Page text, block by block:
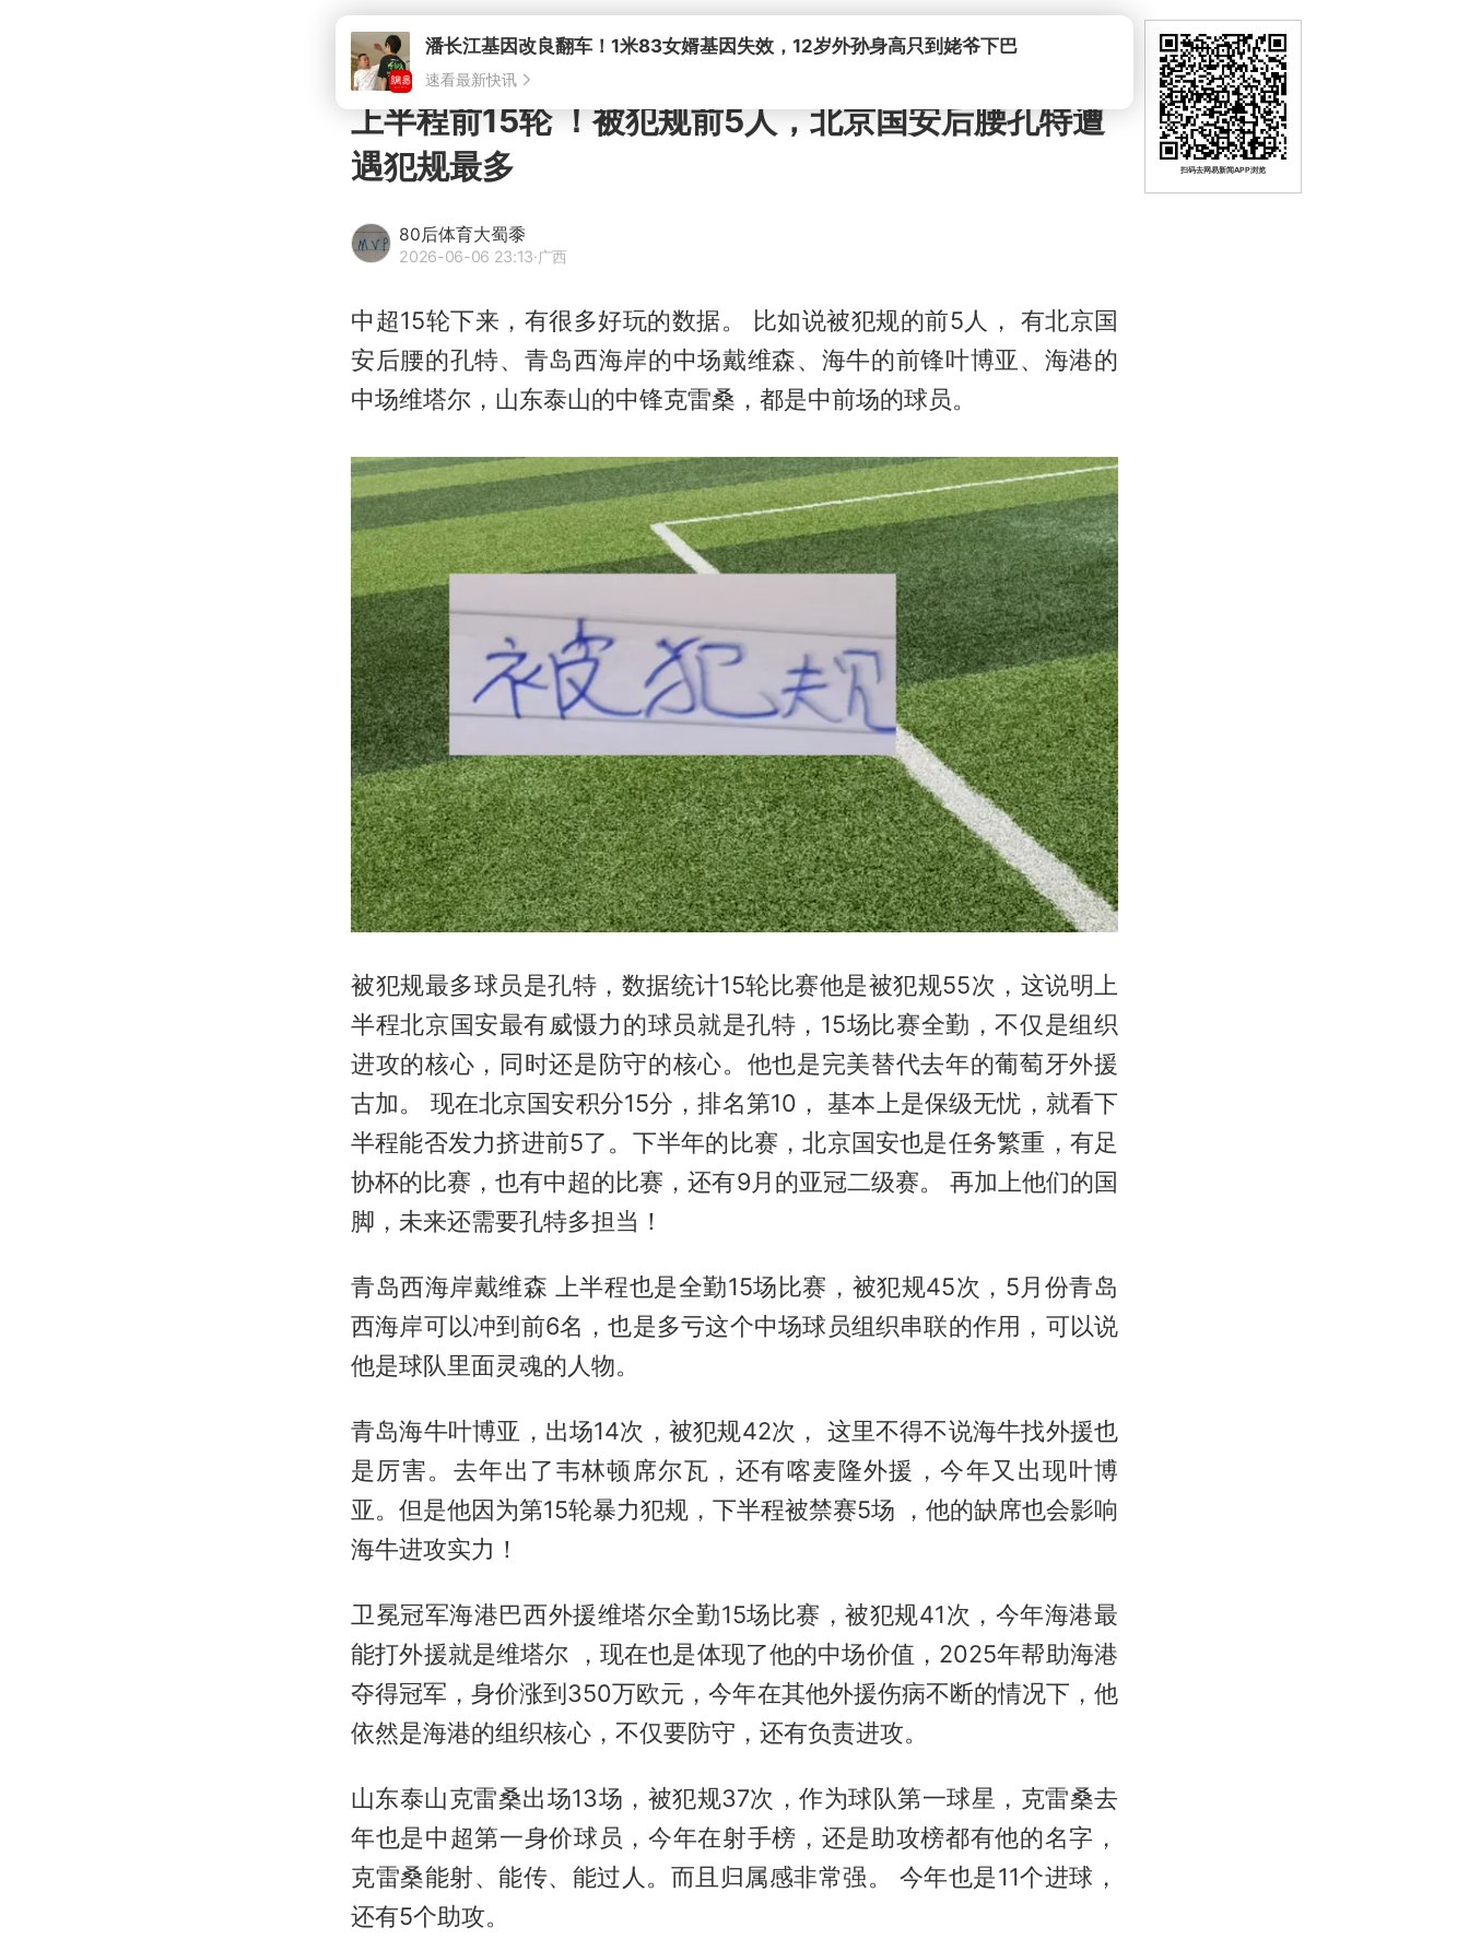
上半程前15轮 ！被犯规前5人，北京国安后腰孔特遭
遇犯规最多
80后体育大蜀黍
2026-06-06 23:13·广西
中超15轮下来，有很多好玩的数据。 比如说被犯规的前5人， 有北京国
安后腰的孔特、青岛西海岸的中场戴维森、海牛的前锋叶博亚、海港的
中场维塔尔，山东泰山的中锋克雷桑，都是中前场的球员。
被犯规最多球员是孔特，数据统计15轮比赛他是被犯规55次，这说明上
半程北京国安最有威慑力的球员就是孔特，15场比赛全勤，不仅是组织
进攻的核心，同时还是防守的核心。他也是完美替代去年的葡萄牙外援
古加。 现在北京国安积分15分，排名第10， 基本上是保级无忧，就看下
半程能否发力挤进前5了。下半年的比赛，北京国安也是任务繁重，有足
协杯的比赛，也有中超的比赛，还有9月的亚冠二级赛。 再加上他们的国
脚，未来还需要孔特多担当！
青岛西海岸戴维森 上半程也是全勤15场比赛，被犯规45次，5月份青岛
西海岸可以冲到前6名，也是多亏这个中场球员组织串联的作用，可以说
他是球队里面灵魂的人物。
青岛海牛叶博亚，出场14次，被犯规42次， 这里不得不说海牛找外援也
是厉害。去年出了韦林顿席尔瓦，还有喀麦隆外援，今年又出现叶博
亚。但是他因为第15轮暴力犯规，下半程被禁赛5场 ，他的缺席也会影响
海牛进攻实力！
卫冕冠军海港巴西外援维塔尔全勤15场比赛，被犯规41次，今年海港最
能打外援就是维塔尔 ，现在也是体现了他的中场价值，2025年帮助海港
夺得冠军，身价涨到350万欧元，今年在其他外援伤病不断的情况下，他
依然是海港的组织核心，不仅要防守，还有负责进攻。
山东泰山克雷桑出场13场，被犯规37次，作为球队第一球星，克雷桑去
年也是中超第一身价球员，今年在射手榜，还是助攻榜都有他的名字，
克雷桑能射、能传、能过人。而且归属感非常强。 今年也是11个进球，
还有5个助攻。
扫码去网易新闻APP浏览